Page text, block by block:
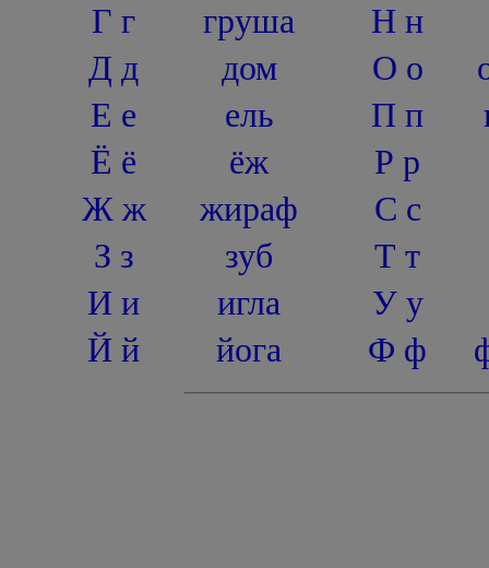
Г г
груша
Д д
дом
Е е
ель
Ё ё
ёж
Ж ж
жираф
З з
зуб
И и
игла
Й й
йога
Н н
О о
П п
Р р
С с
Т т
У у
Ф ф